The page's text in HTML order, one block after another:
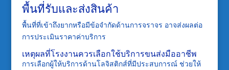
พื้นที่รับและส่งสินค้า
พื้นที่ที่เข้าถึงยากหรือมีข้อจำกัดด้านการจราจร อาจส่งผลต่อ
การประเมินราคาค่าบริการ
เหตุผลที่โรงงานควรเลือกใช้บริการขนส่งมืออาชีพ
การเลือกผู้ให้บริการด้านโลจิสติกส์ที่มีประสบการณ์ ช่วยให้